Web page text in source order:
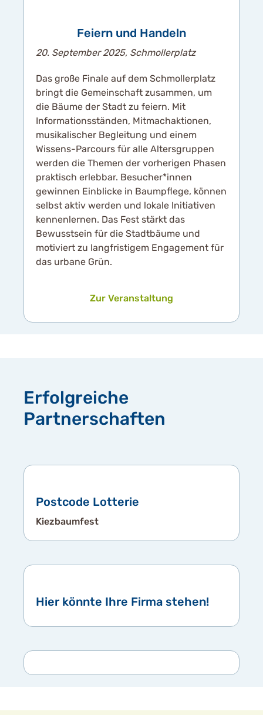
Feiern und Handeln
20. September 2025, Schmollerplatz
Das große Finale auf dem Schmollerplatz
bringt die Gemeinschaft zusammen, um
die Bäume der Stadt zu feiern. Mit
Informationsständen, Mitmachaktionen,
musikalischer Begleitung und einem
Wissens-Parcours für alle Altersgruppen
werden die Themen der vorherigen Phasen
praktisch erlebbar. Besucher*innen
gewinnen Einblicke in Baumpflege, können
selbst aktiv werden und lokale Initiativen
kennenlernen. Das Fest stärkt das
Bewusstsein für die Stadtbäume und
motiviert zu langfristigem Engagement für
das urbane Grün.
Zur Veranstaltung
Erfolgreiche
Partnerschaften
Postcode Lotterie
Kiezbaumfest
Hier könnte Ihre Firma stehen!